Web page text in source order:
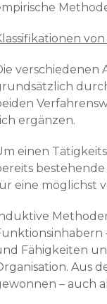
verschiedenen
ergänzen.
einen
eine möglichst
Fähigkeiten
Aus
– auch